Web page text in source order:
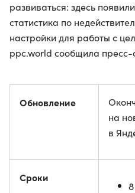
развиваться: здесь
статистика по
настройки для работы с
ppc.world сообщила
Обновление
на
в
Сроки